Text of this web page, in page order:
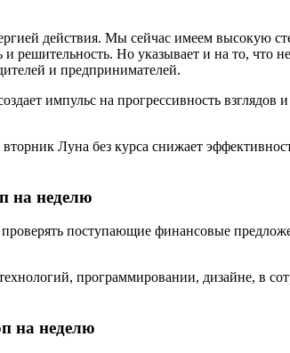
действия. Мы сейчас имеем высокую
решительность. Но указывает и на то, что
и предпринимателей.
импульс на прогрессивность
Луна без курса снижает
на неделю
поступающие финансовые
программировании, дизайне, в
на неделю